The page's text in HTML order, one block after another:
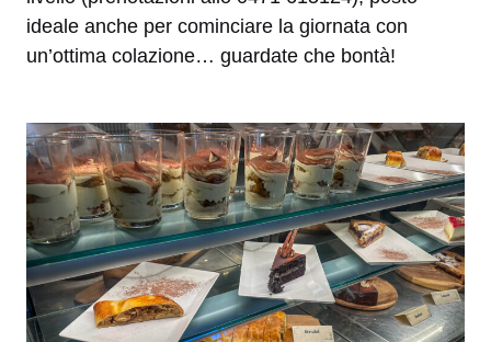
ideale anche per cominciare la giornata con
un’ottima colazione… guardate che bontà!